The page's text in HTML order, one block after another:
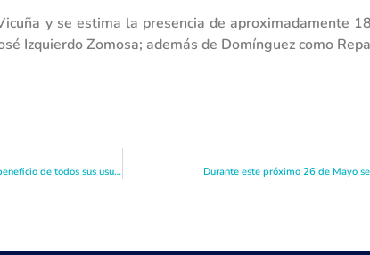
y se estima la presencia de aproximadamente
Izquierdo Zomosa; además de Domínguez como
Junta de Vigilancia Río Elqui trabaja en alianza público – privada con la CNR en beneficio de todos sus usuarios y la eficiencia hídrica Durante este próximo 26 de Mayo